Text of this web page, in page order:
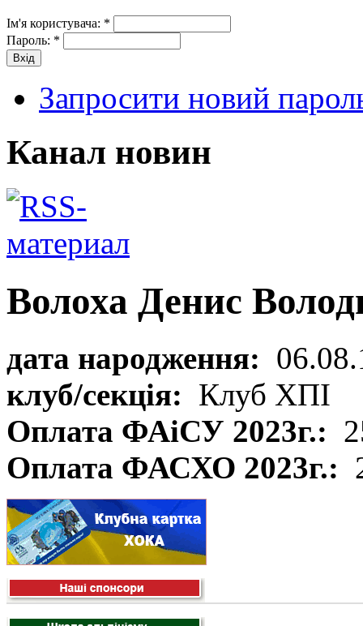
Ім'я користувача: *
Пароль: *
Запросити новий
Канал новин
Волоха Денис
дата народження:
клуб/секція: Клуб ХПІ
Оплата ФАіСУ 2023г.:
Оплата ФАСХО 2023г.: